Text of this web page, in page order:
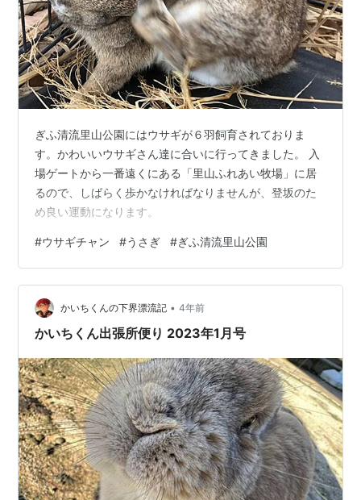
ぎふ清流里山公園にはウサギが６羽飼育されておりま
す。かわいいウサギさん達に合いに行ってきました。 入
場ゲートから一番遠くにある「里山ふれあい牧場」に居
るので、しばらく歩かなければなりませんが、登坂のた
め良い運動になります。
#ウサギチャン #うさぎ #ぎふ清流里山公園
かいちくんの下界漂流記 • 4年前
かいちくん出張所便り 2023年1月号